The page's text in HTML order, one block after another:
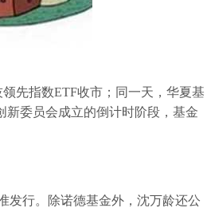
先指数ETF收市；同一天，华夏基
委员会成立的倒计时阶段，基金
发行。除诺德基金外，沈万龄还公